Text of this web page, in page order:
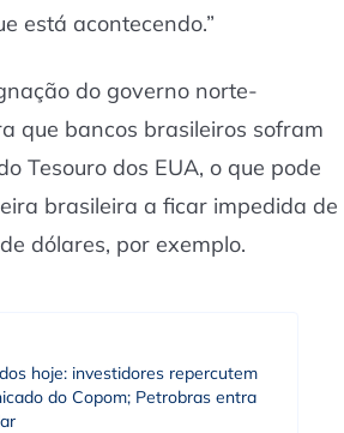
está acontecendo.”
do governo norte-
que bancos brasileiros sofram
Tesouro dos EUA, o que pode
brasileira a ficar impedida de
dólares, por exemplo.
hoje: investidores repercutem
do Copom; Petrobras entra